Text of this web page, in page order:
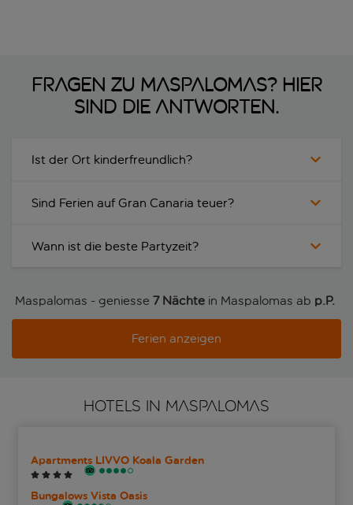
Fragen zu Maspalomas? Hier
sind die Antworten.
Ist der Ort kinderfreundlich?
Sind Ferien auf Gran Canaria teuer?
Wann ist die beste Partyzeit?
Maspalomas - geniesse 7 Nächte in Maspalomas ab p.P.
Ferien anzeigen
HOTELS IN MASPALOMAS
Apartments LIVVO Koala Garden
Bungalows Vista Oasis